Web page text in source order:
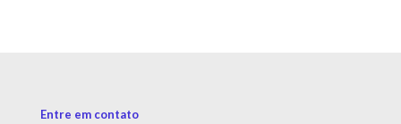
Entre em contato